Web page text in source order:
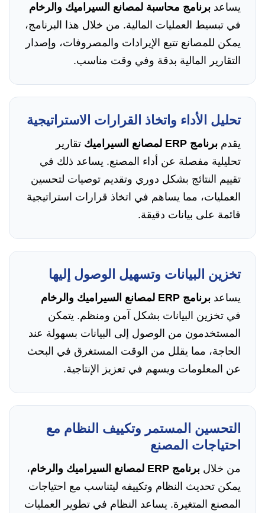
يساعد برنامج محاسبة لمصانع السيراميك والرخام
في تبسيط العمليات المالية. من خلال هذا البرنامج،
يمكن للمصانع تتبع الإيرادات والمصروفات، وإصدار
التقارير المالية بدقة وفي وقت مناسب.
تحليل الأداء واتخاذ القرارات الاستراتيجية
يقدم برنامج ERP لمصانع السيراميك
تقارير
تحليلية مفصلة عن أداء المصنع. يساعد ذلك في
تقييم النتائج بشكل دوري وتقديم توصيات لتحسين
العمليات، مما يساهم في اتخاذ قرارات استراتيجية
قائمة على بيانات دقيقة.
تخزين البيانات وتسهيل الوصول إليها
يساعد برنامج ERP لمصانع السيراميك والرخام
في تخزين البيانات بشكل آمن ومنظم. يتمكن
المستخدمون من الوصول إلى البيانات بسهولة عند
الحاجة، مما يقلل من الوقت المستغرق في البحث
عن المعلومات ويسهم في تعزيز الإنتاجية.
التحسين المستمر وتكييف النظام مع
احتياجات المصنع
من خلال برنامج ERP لمصانع السيراميك والرخام
،
يمكن تحديث النظام وتكييفه ليتناسب مع احتياجات
المصنع المتغيرة. يساعد النظام في تطوير العمليات